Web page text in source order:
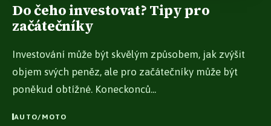
Do čeho investovat? Tipy pro
začátečníky
Investování může být skvělým způsobem, jak zvýšit
objem svých peněz, ale pro začátečníky může být
poněkud obtížné. Koneckonců...
AUTO/MOTO